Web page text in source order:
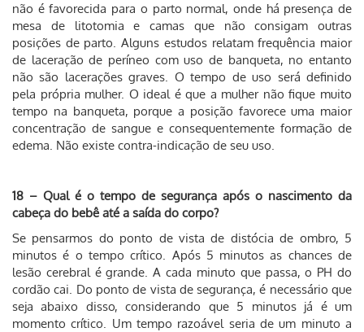
não é favorecida para o parto normal, onde há presença de
mesa de litotomia e camas que não consigam outras
posições de parto. Alguns estudos relatam frequência maior
de laceração de períneo com uso de banqueta, no entanto
não são lacerações graves. O tempo de uso será definido
pela própria mulher. O ideal é que a mulher não fique muito
tempo na banqueta, porque a posição favorece uma maior
concentração de sangue e consequentemente formação de
edema. Não existe contra-indicação de seu uso.
18 – Qual é o tempo de segurança após o nascimento da
cabeça do bebê até a saída do corpo?
Se pensarmos do ponto de vista de distócia de ombro, 5
minutos é o tempo crítico. Após 5 minutos as chances de
lesão cerebral é grande. A cada minuto que passa, o PH do
cordão cai. Do ponto de vista de segurança, é necessário que
seja abaixo disso, considerando que 5 minutos já é um
momento crítico. Um tempo razoável seria de um minuto a